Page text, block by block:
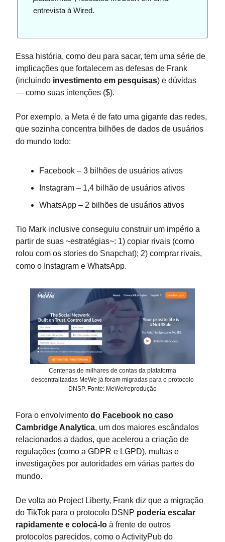
entrevista à Wired.
Essa história, como deu para sacar, tem uma série de
implicações que fortalecem as defesas de Frank
(incluindo investimento em pesquisas) e dúvidas
— como suas intenções ($).
Por exemplo, a Meta é de fato uma gigante das redes,
que sozinha concentra bilhões de dados de usuários
do mundo todo:
Facebook – 3 bilhões de usuários ativos
Instagram – 1,4 bilhão de usuários ativos
WhatsApp – 2 bilhões de usuários ativos
Tio Mark inclusive conseguiu construir um império a
partir de suas ~estratégias~: 1) copiar rivais (como
rolou com os stories do Snapchat); 2) comprar rivais,
como o Instagram e WhatsApp.
Centenas de milhares de contas da plataforma
descentralizadas MeWe já foram migradas para o protocolo
DNSP. Fonte: MeWe/reprodução
Fora o envolvimento do Facebook no caso
Cambridge Analytica, um dos maiores escândalos
relacionados a dados, que acelerou a criação de
regulações (como a GDPR e LGPD), multas e
investigações por autoridades em várias partes do
mundo.
De volta ao Project Liberty, Frank diz que a migração
do TikTok para o protocolo DSNP poderia escalar
rapidamente e colocá-lo à frente de outros
protocolos parecidos, como o ActivityPub do